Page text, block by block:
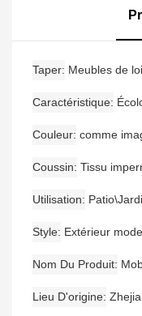
De Bar Avec
Et Une Table De Bar
Taper Meubles de
Caractéristique
Couleur comme
Coussin Tissu
Utilisation
Style Extérieur
Nom Du Produit
Lieu D'origine